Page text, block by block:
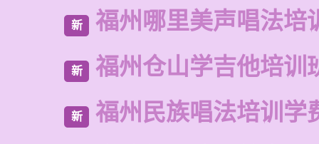
新 福州哪里美声唱法培
新 福州仓山学吉他培训
新 福州民族唱法培训学